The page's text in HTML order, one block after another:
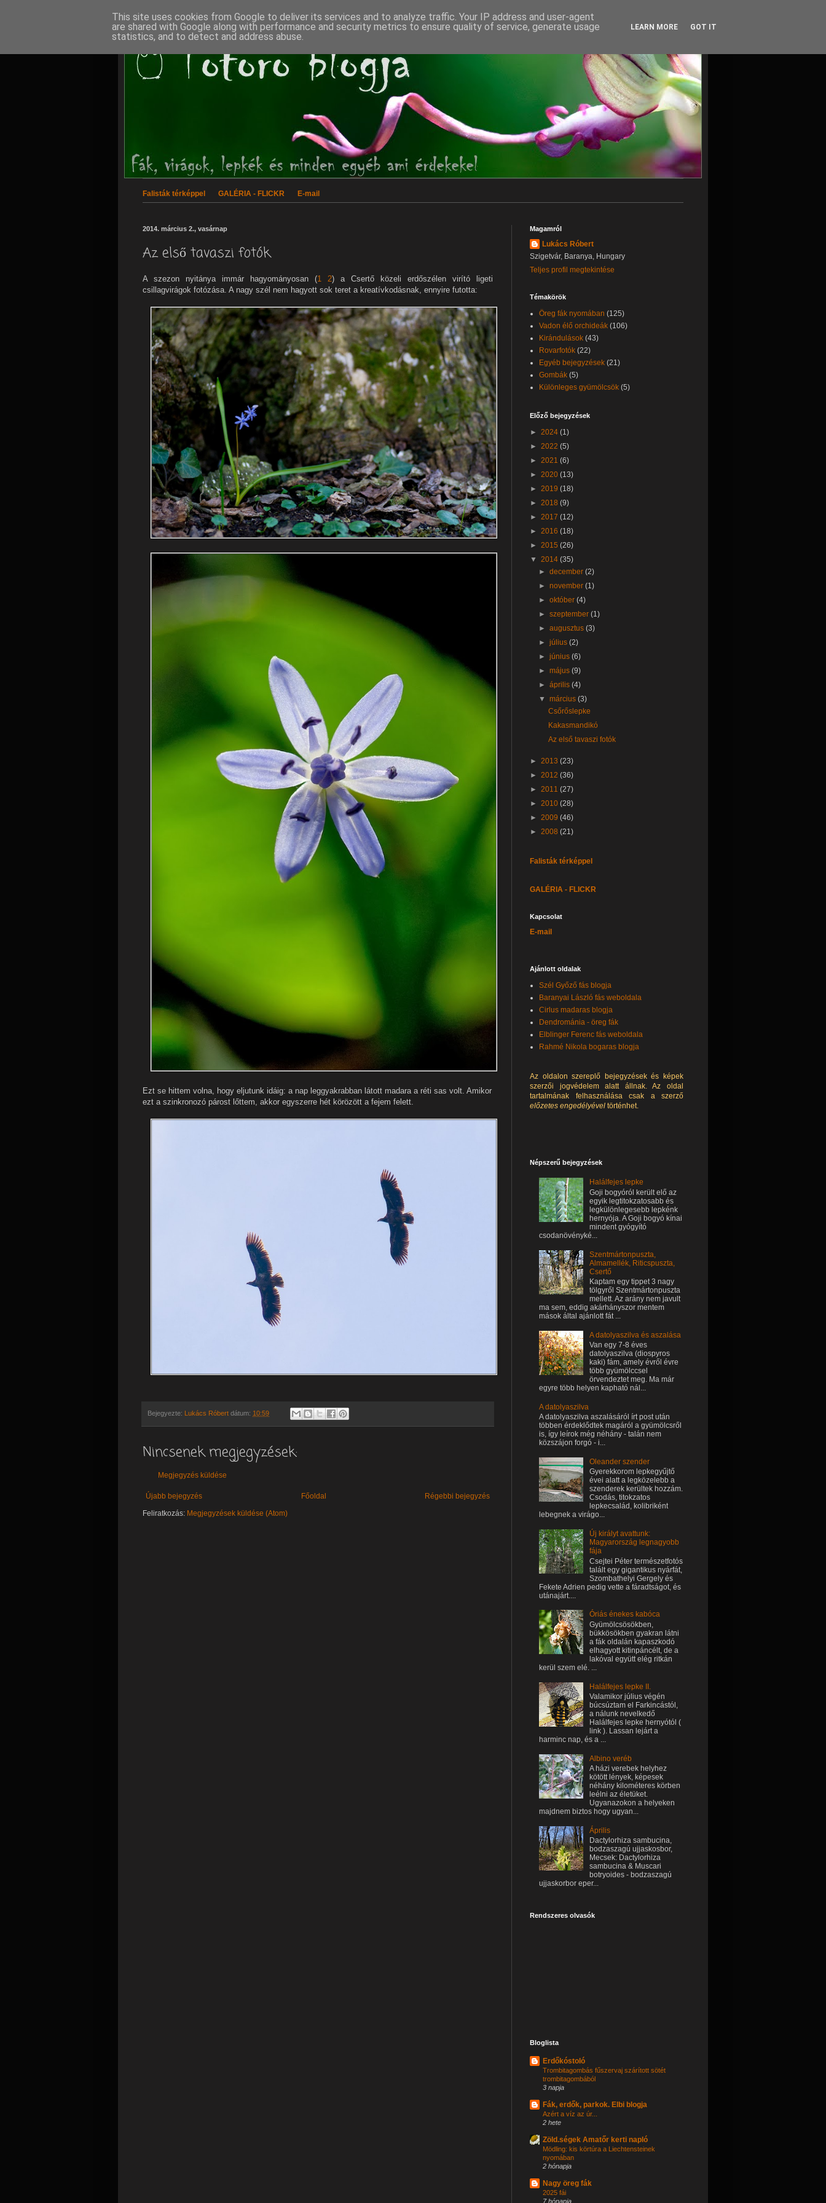
Falisták térképpel GALÉRIA - FLICKR E-mail
2014. március 2., vasárnap
Az első tavaszi fotók
A szezon nyitánya immár hagyományosan (1 2) a Csertő közeli erdőszélen virító ligeti
csillagvirágok fotózása. A nagy szél nem hagyott sok teret a kreatívkodásnak, ennyire futotta:
Ezt se hittem volna, hogy eljutunk idáig: a nap leggyakrabban látott madara a réti sas volt. Amikor
ezt a szinkronozó párost lőttem, akkor egyszerre hét körözött a fejem felett.
Bejegyezte: Lukács Róbert dátum: 10:59
Nincsenek megjegyzések:
Megjegyzés küldése
Újabb bejegyzés Régebbi bejegyzés
Főoldal
Feliratkozás: Megjegyzések küldése (Atom)
Magamról
Lukács Róbert
Szigetvár, Baranya, Hungary
Teljes profil megtekintése
Témakörök
Öreg fák nyomában (125)
Vadon élő orchideák (106)
Kirándulások (43)
Rovarfotók (22)
Egyéb bejegyzések (21)
Gombák (5)
Különleges gyümölcsök (5)
Előző bejegyzések
► 2024 (1)
► 2022 (5)
► 2021 (6)
► 2020 (13)
► 2019 (18)
► 2018 (9)
► 2017 (12)
► 2016 (18)
► 2015 (26)
▼ 2014 (35)
►december(2)
►november(1)
►október(4)
►szeptember(1)
►augusztus(3)
►július(2)
►június(6)
►május(9)
►április(4)
▼március(3)
Csőrőslepke
Kakasmandikó
Az első tavaszi fotók
► 2013 (23)
► 2012 (36)
► 2011 (27)
► 2010 (28)
► 2009 (46)
► 2008 (21)
Falisták térképpel
GALÉRIA - FLICKR
Kapcsolat
E-mail
Ajánlott oldalak
Szél Győző fás blogja
Baranyai László fás weboldala
Cirlus madaras blogja
Dendrománia - öreg fák
Elblinger Ferenc fás weboldala
Rahmé Nikola bogaras blogja
Az oldalon szereplő bejegyzések és képek
szerzői jogvédelem alatt állnak. Az oldal
tartalmának felhasználása csak a szerző
előzetes engedélyével történhet.
Népszerű bejegyzések
Halálfejes lepke
Goji bogyóról került elő az
egyik legtitokzatosabb és
legkülönlegesebb lepkénk
hernyója. A Goji bogyó kínai
mindent gyógyító
csodanövényké...
Szentmártonpuszta,
Almamellék, Riticspuszta,
Csertő
Kaptam egy tippet 3 nagy
tölgyről Szentmártonpuszta
mellett. Az arány nem javult
ma sem, eddig akárhányszor mentem
mások által ajánlott fát ...
A datolyaszilva és aszalása
Van egy 7-8 éves
datolyaszilva (diospyros
kaki) fám, amely évről évre
több gyümölccsel
örvendeztet meg. Ma már
egyre több helyen kapható nál...
A datolyaszilva
A datolyaszilva aszalásáról írt post után
többen érdeklődtek magáról a gyümölcsről
is, így leírok még néhány - talán nem
közszájon forgó - i...
Oleander szender
Gyerekkorom lepkegyűjtő
évei alatt a legközelebb a
szenderek kerültek hozzám.
Csodás, titokzatos
lepkecsalád, kolibriként
lebegnek a virágo...
Új királyt avattunk:
Magyarország legnagyobb
fája
Csejtei Péter természetfotós
talált egy gigantikus nyárfát,
Szombathelyi Gergely és
Fekete Adrien pedig vette a fáradtságot, és
utánajárt....
Óriás énekes kabóca
Gyümölcsösökben,
bükkösökben gyakran látni
a fák oldalán kapaszkodó
elhagyott kitinpáncélt, de a
lakóval együtt elég ritkán
kerül szem elé. ...
Halálfejes lepke II.
Valamikor július végén
búcsúztam el Farkincástól,
a nálunk nevelkedő
Halálfejes lepke hernyótól (
link ). Lassan lejárt a
harminc nap, és a ...
Albino veréb
A házi verebek helyhez
kötött lények, képesek
néhány kilométeres körben
leélni az életüket.
Ugyanazokon a helyeken
majdnem biztos hogy ugyan...
Április
Dactylorhiza sambucina,
bodzaszagú ujjaskosbor,
Mecsek: Dactylorhiza
sambucina & Muscari
botryoides - bodzaszagú
ujjaskorbor eper...
Rendszeres olvasók
Bloglista
Erdőkóstoló
Trombitagombás fűszervaj szárított sötét
trombitagombából
3 napja
Fák, erdők, parkok. Elbi blogja
Azért a víz az úr...
2 hete
Zöld.ségek Amatőr kerti napló
Mödling: kis körtúra a Liechtensteinek
nyomában
2 hónapja
Nagy öreg fák
2025 fái
7 hónapja
This site uses cookies from Google to deliver its services and to analyze traffic. Your IP address and user-agent
are shared with Google along with performance and security metrics to ensure quality of service, generate usage
statistics, and to detect and address abuse.
LEARN MORE GOT IT